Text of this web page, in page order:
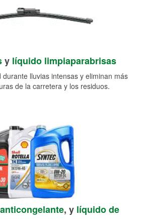
y líquido limpiaparabrisas
durante lluvias intensas y eliminan más
de la carretera y los residuos.
anticongelante, y líquido de